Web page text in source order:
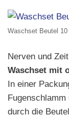
Waschset Beutel
Nerven und
Waschset mit
In einer
durch die